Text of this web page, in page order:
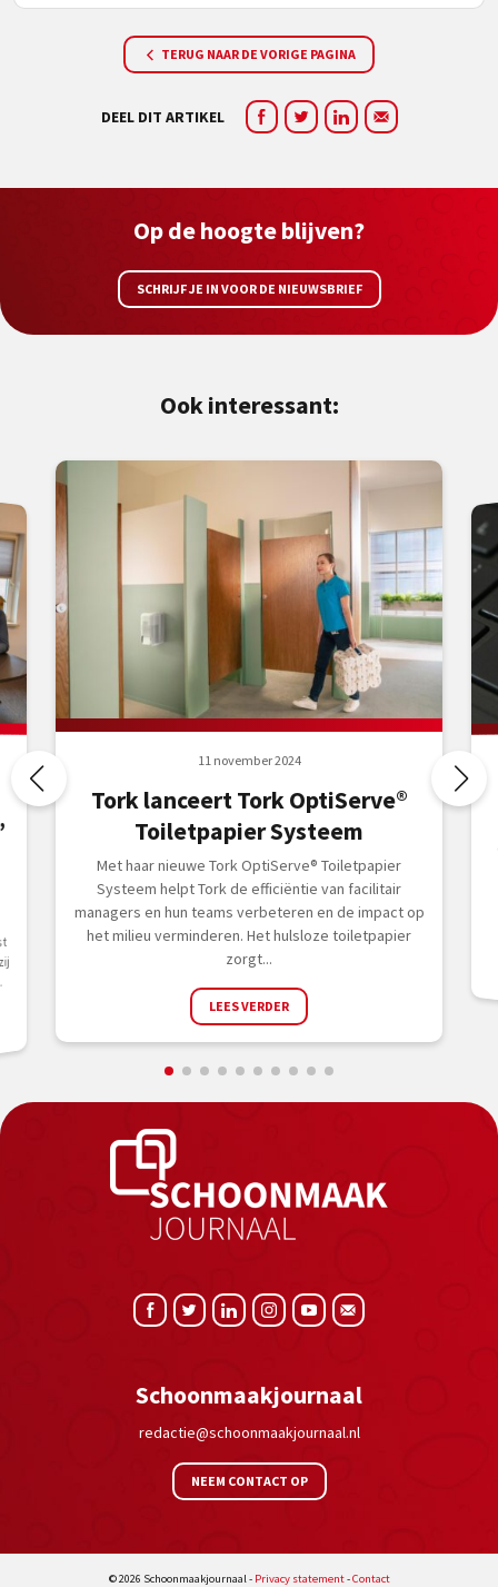
TERUG NAAR DE VORIGE PAGINA
DEEL DIT ARTIKEL
Op de hoogte blijven?
SCHRIJF JE IN VOOR DE NIEUWSBRIEF
Ook interessant:
11 november 2024
Tork lanceert Tork OptiServe®
Toiletpapier Systeem
Met haar nieuwe Tork OptiServe® Toiletpapier
Systeem helpt Tork de efficiëntie van facilitair
managers en hun teams verbeteren en de impact op
het milieu verminderen. Het hulsloze toiletpapier
zorgt...
LEES VERDER
Schoonmaakjournaal
redactie@schoonmaakjournaal.nl
NEEM CONTACT OP
© 2026 Schoonmaakjournaal - Privacy statement-Contact